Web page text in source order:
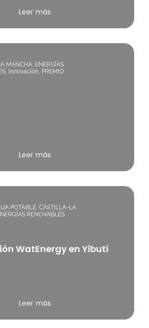
Leer más
MANCHA, ENERGÍAS
, Innovación, PREMIO
Leer más
POTABLE, CASTILLA-LA
RENOVABLES
WatEnergy en Yibuti
Leer más